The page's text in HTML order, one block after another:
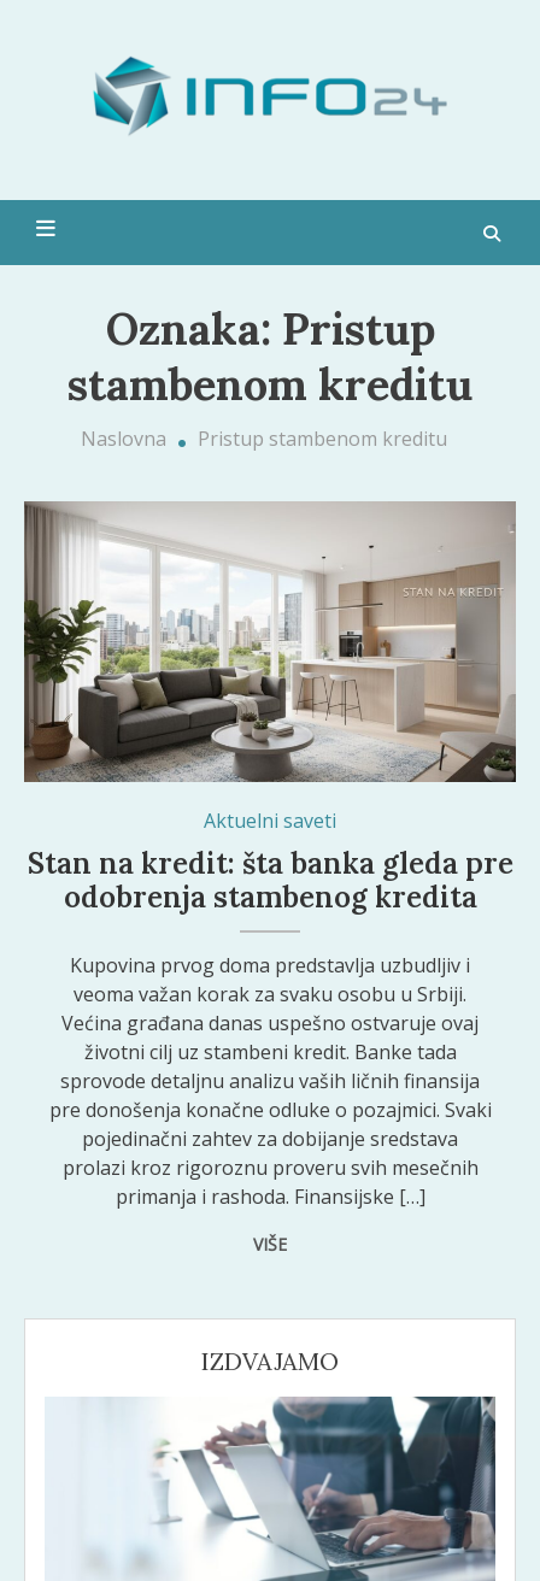
toga
Oznaka: Pristup
stambenom kreditu
Naslovna Pristup stambenom kreditu
Aktuelni saveti
Stan na kredit: šta banka gleda pre
odobrenja stambenog kredita
Kupovina prvog doma predstavlja uzbudljiv i
veoma važan korak za svaku osobu u Srbiji.
Većina građana danas uspešno ostvaruje ovaj
životni cilj uz stambeni kredit. Banke tada
sprovode detaljnu analizu vaših ličnih finansija
pre donošenja konačne odluke o pozajmici. Svaki
pojedinačni zahtev za dobijanje sredstava
prolazi kroz rigoroznu proveru svih mesečnih
primanja i rashoda. Finansijske […]
VIŠE
IZDVAJAMO